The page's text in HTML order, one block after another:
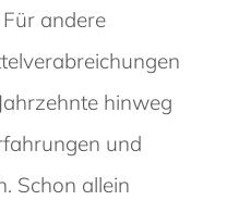
andere
hinweg
und
Schon allein